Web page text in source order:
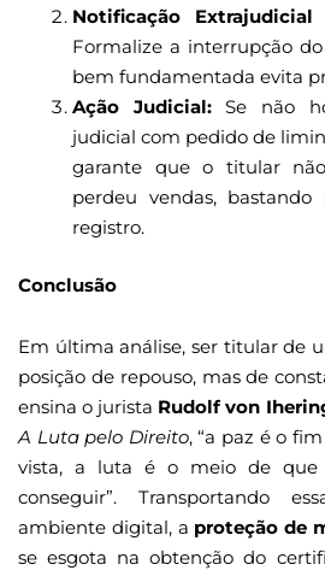
Notificação Extrajudicial
Formalize a interrupção
bem fundamentada evita
Ação Judicial:Se não
judicial com pedido de
garante que o titular
perdeu vendas,
registro.
Conclusão
Em última análise, ser titular de
posição de repouso, mas de
ensina o jurista Rudolf von
A Luta pelo Direito, “a paz é o
vista, a luta é o meio de que
conseguir”. Transportando
ambiente digital, a proteção de
se esgota na obtenção do